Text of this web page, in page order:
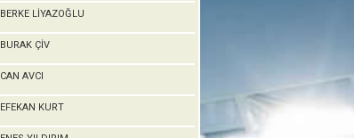
BERKE LİYAZOĞLU
BURAK ÇİV
CAN AVCI
EFEKAN KURT